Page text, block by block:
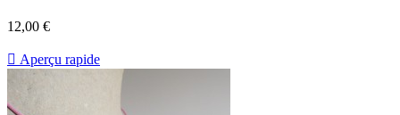
12,00 €
 Aperçu rapide